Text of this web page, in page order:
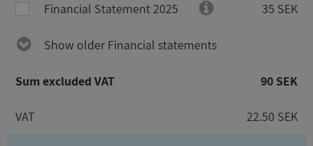
Financial Statement 2025 35 SEK
Show older Financial statements
Sum excluded VAT 90 SEK
VAT 22.50 SEK